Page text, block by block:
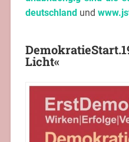
deutschlandund
Demokra
Licht«